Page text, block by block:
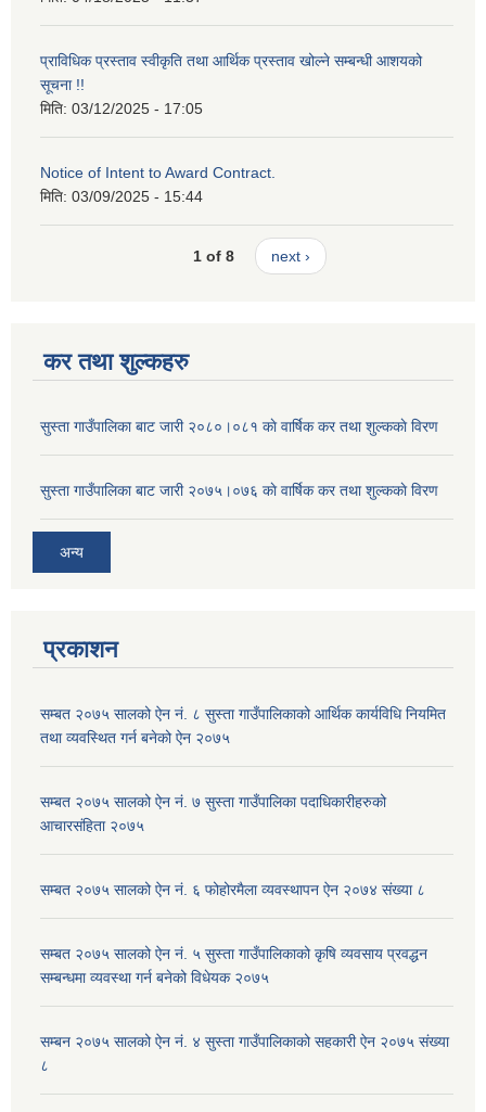
प्राविधिक प्रस्ताव स्वीकृति तथा आर्थिक प्रस्ताव खोल्ने सम्बन्धी आशयको
सूचना !!
मिति: 03/12/2025 - 17:05
Notice of Intent to Award Contract.
मिति: 03/09/2025 - 15:44
1 of 8 next ›
कर तथा शुल्कहरु
सुस्ता गाउँपालिका बाट जारी २०८०।०८१ काे वार्षिक कर तथा शुल्ककाे विरण
सुस्ता गाउँपालिका बाट जारी २०७५।०७६ काे वार्षिक कर तथा शुल्ककाे विरण
अन्य
प्रकाशन
सम्बत २०७५ सालको ऐन नं. ८ सुस्ता गाउँपालिकाको आर्थिक कार्यविधि नियमित
तथा व्यवस्थित गर्न बनेको ऐन २०७५
सम्बत २०७५ सालको ऐन नं. ७ सुस्ता गाउँपालिका पदाधिकारीहरुको
आचारसंहिता २०७५
सम्बत २०७५ सालको ऐन नं. ६ फोहोरमैला व्यवस्थापन ऐन २०७४ संख्या ८
सम्बत २०७५ सालको ऐन नं. ५ सुस्ता गाउँपालिकाको कृषि व्यवसाय प्रवद्धन
सम्बन्धमा व्यवस्था गर्न बनेको विधेयक २०७५
सम्बन २०७५ सालको ऐन नं. ४ सुस्ता गाउँपालिकाको सहकारी ऐन २०७५ संख्या
८